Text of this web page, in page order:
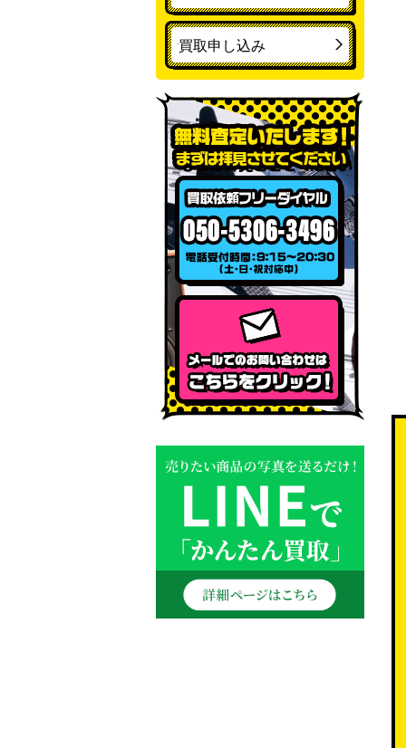
買取申し込み